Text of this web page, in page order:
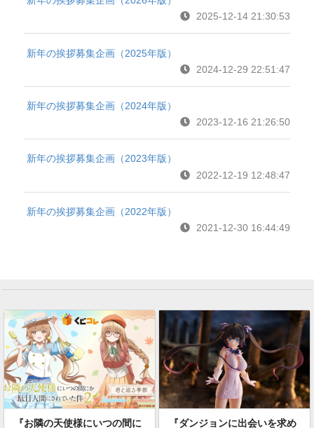
2025-12-14 21:30:53
新年の挨拶募集企画（2025年版）
2024-12-29 22:51:47
新年の挨拶募集企画（2024年版）
2023-12-16 21:26:50
新年の挨拶募集企画（2023年版）
2022-12-19 12:48:47
新年の挨拶募集企画（2022年版）
2021-12-30 16:44:49
『お隣の天使様にいつの間に
『ダンジョンに出会いを求め